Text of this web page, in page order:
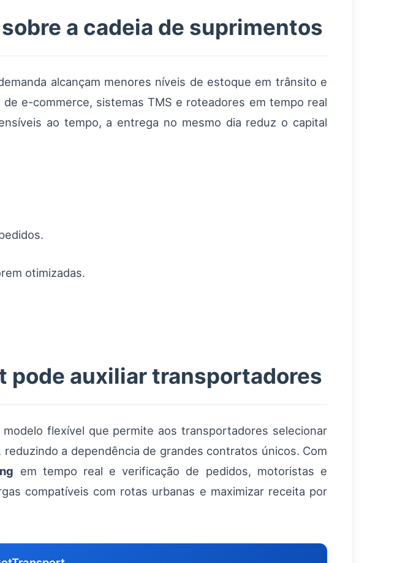
a cadeia de suprimentos
alcançam menores níveis de estoque em trânsito e
e-commerce, sistemas TMS e roteadores em tempo real
ao tempo, a entrega no mesmo dia reduz o capital
otimizadas.
pode auxiliar transportadores
flexível que permite aos transportadores selecionar
a dependência de grandes contratos únicos. Com
em tempo real e verificação de pedidos, motoristas e
compatíveis com rotas urbanas e maximizar receita por